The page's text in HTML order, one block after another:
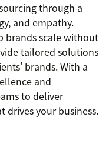
through a
and empathy.
brands scale without
tailored solutions
brands. With a
and
to deliver
drives your business.